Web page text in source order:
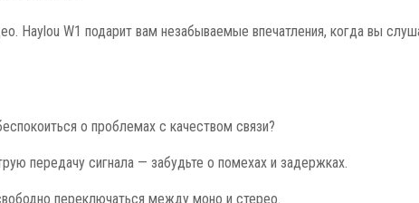
Haylou W1 подарит вам незабываемые впечатления, когда вы
о проблемах с качеством связи?
передачу сигнала — забудьте о помехах и задержках.
переключаться между моно и стерео.